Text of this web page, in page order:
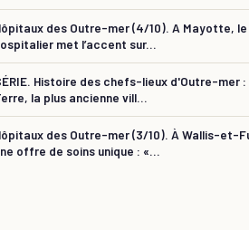
des Outre-mer (4/10). A Mayotte,
met l’accent sur...
Histoire des chefs-lieux d'Outre-mer
la plus ancienne vill...
des Outre-mer (3/10). À Wallis-et-
offre de soins unique : «...